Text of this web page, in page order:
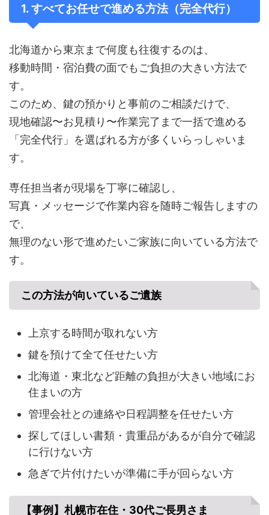
1. すべてお任せで進める方法（完全代行）
北海道から東京まで何度も往復するのは、
移動時間・宿泊費の面でもご負担の大きい方法で
す。
このため、鍵の預かりと事前のご相談だけで、
現地確認〜お見積り〜作業完了まで一括で進める
「完全代行」を選ばれる方が多くいらっしゃいま
す。
専任担当者が現場を丁寧に確認し、
写真・メッセージで作業内容を随時ご報告しますの
で、
無理のない形で進めたいご家族に向いている方法で
す。
この方法が向いているご遺族
上京する時間が取れない方
鍵を預けて全て任せたい方
北海道・東北など距離の負担が大きい地域にお
住まいの方
管理会社との連絡や日程調整を任せたい方
探してほしい書類・貴重品があるが自分で確認
に行けない方
急ぎで片付けたいが準備に手が回らない方
【事例】札幌市在住・30代ご長男さま